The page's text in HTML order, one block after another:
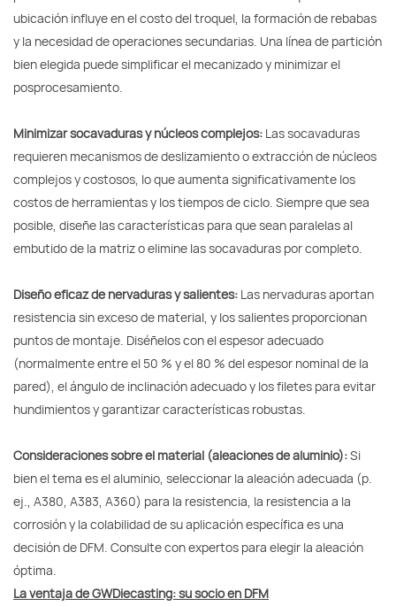
ubicación influye en el costo del troquel, la formación de rebabas
y la necesidad de operaciones secundarias. Una línea de partición
bien elegida puede simplificar el mecanizado y minimizar el
posprocesamiento.
Minimizar socavaduras y núcleos complejos: Las socavaduras
requieren mecanismos de deslizamiento o extracción de núcleos
complejos y costosos, lo que aumenta significativamente los
costos de herramientas y los tiempos de ciclo. Siempre que sea
posible, diseñe las características para que sean paralelas al
embutido de la matriz o elimine las socavaduras por completo.
Diseño eficaz de nervaduras y salientes: Las nervaduras aportan
resistencia sin exceso de material, y los salientes proporcionan
puntos de montaje. Diséñelos con el espesor adecuado
(normalmente entre el 50 % y el 80 % del espesor nominal de la
pared), el ángulo de inclinación adecuado y los filetes para evitar
hundimientos y garantizar características robustas.
Consideraciones sobre el material (aleaciones de aluminio):Si
bien el tema es el aluminio, seleccionar la aleación adecuada (p.
ej., A380, A383, A360) para la resistencia, la resistencia a la
corrosión y la colabilidad de su aplicación específica es una
decisión de DFM. Consulte con expertos para elegir la aleación
óptima.
La ventaja de GWDiecasting: su socio en DFM